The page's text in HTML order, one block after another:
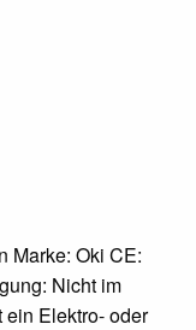
Marke: Oki CE:
Nicht im
Elektro- oder